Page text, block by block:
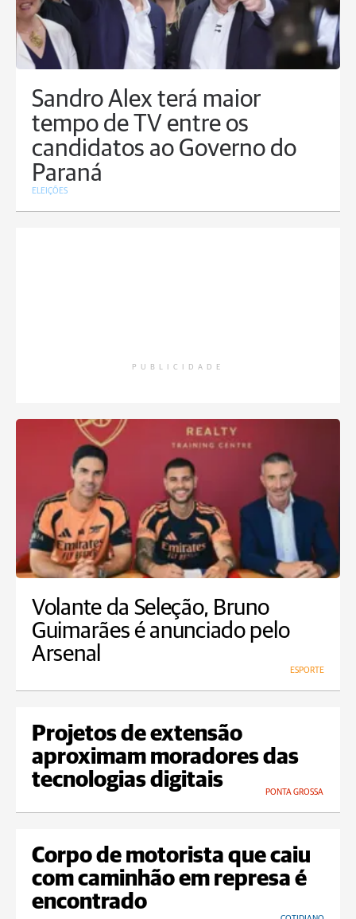
Sandro Alex terá maior
tempo de TV entre os
candidatos ao Governo do
Paraná
ELEIÇÕES
PUBLICIDADE
Volante da Seleção, Bruno
Guimarães é anunciado pelo
Arsenal
ESPORTE
Projetos de extensão
aproximam moradores das
tecnologias digitais
PONTA GROSSA
Corpo de motorista que caiu
com caminhão em represa é
encontrado